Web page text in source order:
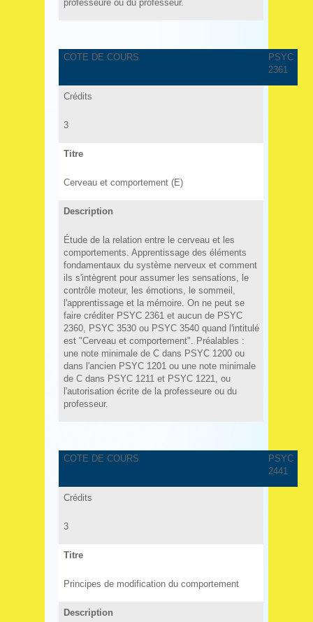
professeure ou du professeur.
COTE DE COURS
PSYC
2361
Crédits
3
Titre
Cerveau et comportement (E)
Description
Étude de la relation entre le cerveau et les
comportements. Apprentissage des éléments
fondamentaux du système nerveux et comment
ils s'intègrent pour assumer les sensations, le
contrôle moteur, les émotions, le sommeil,
l'apprentissage et la mémoire. On ne peut se
faire créditer PSYC 2361 et aucun de PSYC
2360, PSYC 3530 ou PSYC 3540 quand l'intitulé
est "Cerveau et comportement". Préalables :
une note minimale de C dans PSYC 1200 ou
dans l'ancien PSYC 1201 ou une note minimale
de C dans PSYC 1211 et PSYC 1221, ou
l'autorisation écrite de la professeure ou du
professeur.
COTE DE COURS
PSYC
2441
Crédits
3
Titre
Principes de modification du comportement
Description